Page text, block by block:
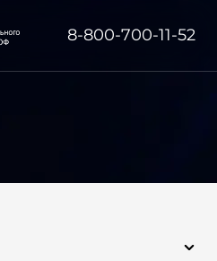
8-800-700-11-52